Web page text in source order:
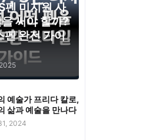
펜 미지원 사
써야 할까?
펜 완전 가이
예술가 프리다 칼로,
삶과 예술을 만나다
2024